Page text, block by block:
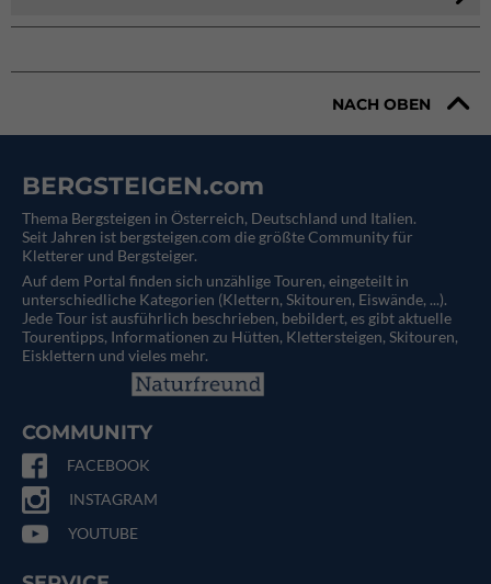
NACH OBEN
BERGSTEIGEN.com
Thema Bergsteigen in Österreich, Deutschland und Italien.
Seit Jahren ist bergsteigen.com die größte Community für
Kletterer und Bergsteiger.
Auf dem Portal finden sich unzählige Touren, eingeteilt in
unterschiedliche Kategorien (Klettern, Skitouren, Eiswände, ...).
Jede Tour ist ausführlich beschrieben, bebildert, es gibt aktuelle
Tourentipps, Informationen zu Hütten, Klettersteigen, Skitouren,
Eisklettern und vieles mehr.
COMMUNITY
FACEBOOK
INSTAGRAM
YOUTUBE